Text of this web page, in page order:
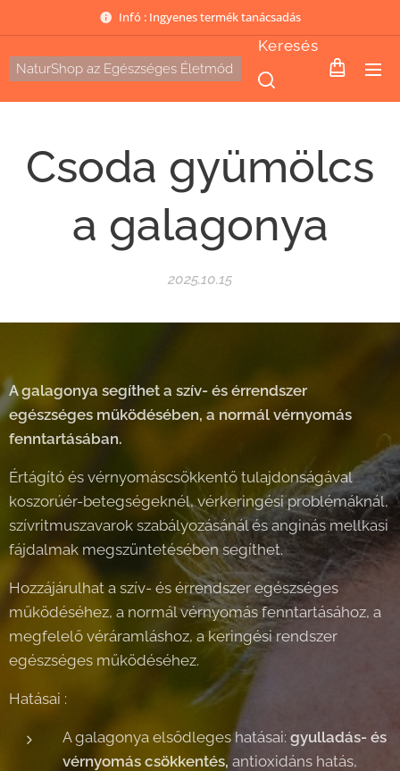
Infó : Ingyenes termék tanácsadás
NaturShop az Egészséges Életmód
Keresés
Csoda gyümölcs
a galagonya
2025.10.15
A galagonya segíthet a szív- és érrendszer
egészséges működésében, a normál vérnyomás
fenntartásában.
Értágító és vérnyomáscsökkentő tulajdonságával
koszorúér-betegségeknél, vérkeringési problémáknál,
szívritmuszavarok szabályozásánál és anginás mellkasi
fájdalmak megszüntetésében segíthet.
Hozzájárulhat a szív- és érrendszer egészséges
működéséhez, a normál vérnyomás fenntartásához, a
megfelelő véráramláshoz, a keringési rendszer
egészséges működéséhez.
Hatásai :
A galagonya elsődleges hatásai: gyulladás- és
vérnyomás csökkentés, antioxidáns hatás,